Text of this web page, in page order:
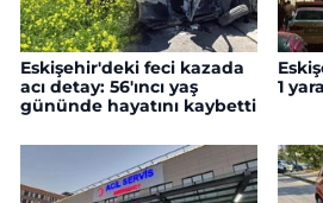
Eskişehir'deki feci kazada
acı detay: 56'ıncı yaş
gününde hayatını kaybetti
1